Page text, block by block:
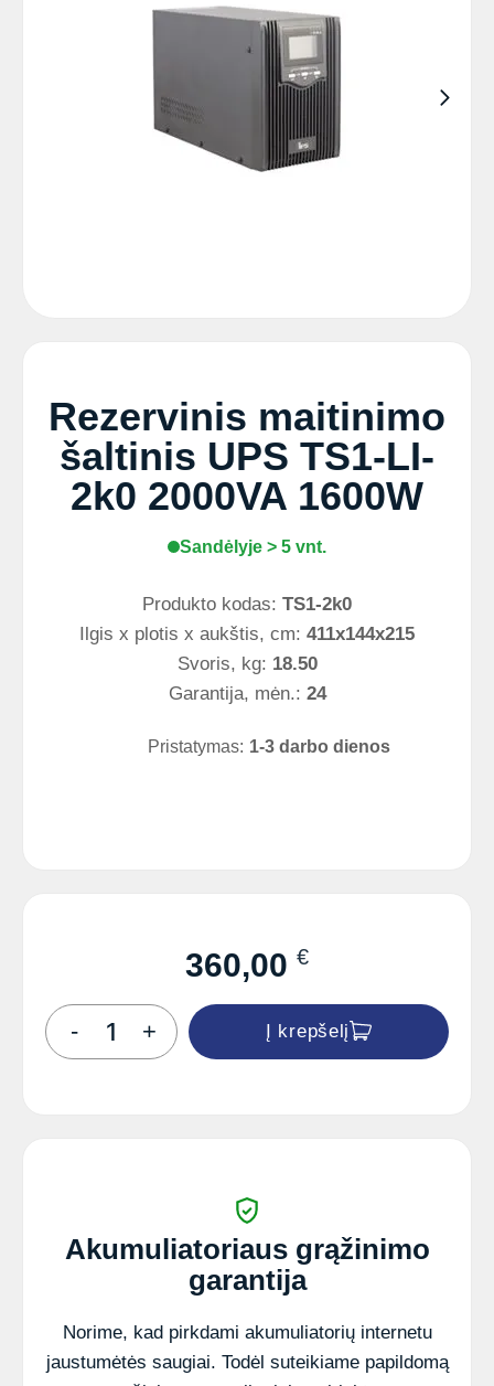
Rezervinis maitinimo
šaltinis UPS TS1-LI-
2k0 2000VA 1600W
Sandėlyje > 5 vnt.
Produkto kodas: TS1-2k0
Ilgis x plotis x aukštis, cm: 411x144x215
Svoris, kg: 18.50
Garantija, mėn.: 24
Pristatymas: 1-3 darbo dienos
360,00 €
-
produkto
kiekis:
Rezervinis
+ Į krepšelį
Akumuliatoriaus grąžinimo
garantija
Norime, kad pirkdami akumuliatorių internetu
jaustumėtės saugiai. Todėl suteikiame papildomą